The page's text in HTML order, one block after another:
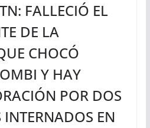
FALLECIÓ EL
DE LA
CHOCÓ
Y HAY
POR DOS
INTERNADOS EN